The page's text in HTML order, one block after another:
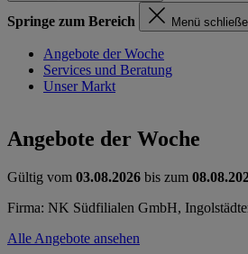
Springe zum Bereich Menü
Angebote der Woche
Services und Beratung
Unser Markt
Angebote der Woche
Gültig vom 03.08.2026 bis zum
Firma: NK Südfilialen GmbH,
Alle Angebote ansehen